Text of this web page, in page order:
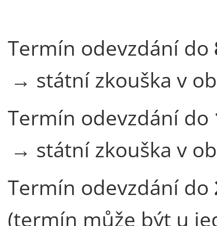
Termín odevzdání do
→ státní zkouška v
Termín odevzdání do
→ státní zkouška v
Termín odevzdání do
(termín může být u